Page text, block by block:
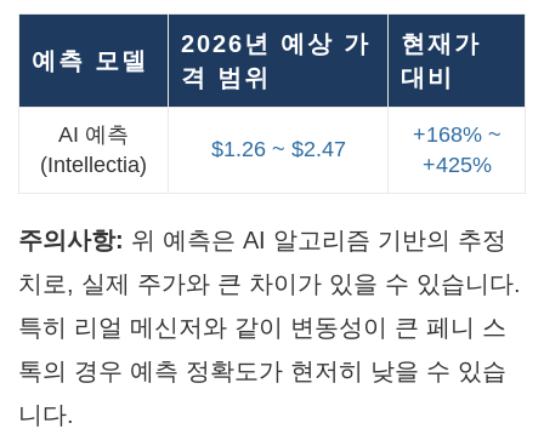
예측 모델
2026년 예상 가
격 범위
현재가
대비
AI 예측
(Intellectia)
$1.26 ~ $2.47
+168% ~
+425%
주의사항: 위 예측은 AI 알고리즘 기반의 추정
치로, 실제 주가와 큰 차이가 있을 수 있습니다.
특히 리얼 메신저와 같이 변동성이 큰 페니 스
톡의 경우 예측 정확도가 현저히 낮을 수 있습
니다.